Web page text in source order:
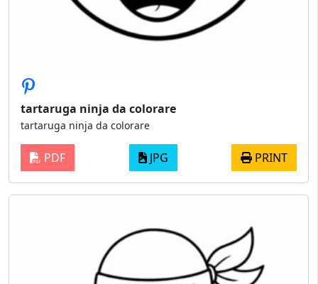
tartaruga ninja da colorare
tartaruga ninja da colorare
PDF JPG PRINT